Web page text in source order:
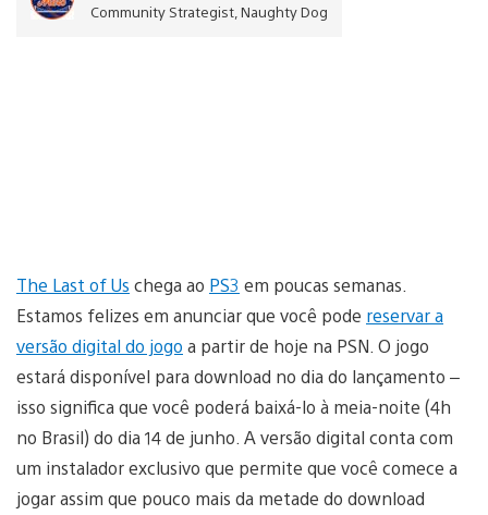
Community Strategist, Naughty Dog
The Last of Us chega ao PS3 em poucas semanas.
Estamos felizes em anunciar que você pode reservar a
versão digital do jogo a partir de hoje na PSN. O jogo
estará disponível para download no dia do lançamento –
isso significa que você poderá baixá-lo à meia-noite (4h
no Brasil) do dia 14 de junho. A versão digital conta com
um instalador exclusivo que permite que você comece a
jogar assim que pouco mais da metade do download